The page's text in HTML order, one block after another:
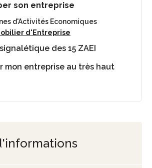
son entreprise
d'Activités Economiques
d'Entreprise
des 15 ZAEI
mon entreprise au très haut